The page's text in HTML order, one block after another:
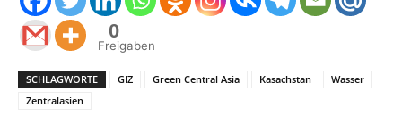
0
Freigaben
SCHLAGWORTE GIZ Green Central Asia Kasachstan
Wasser
Zentralasien